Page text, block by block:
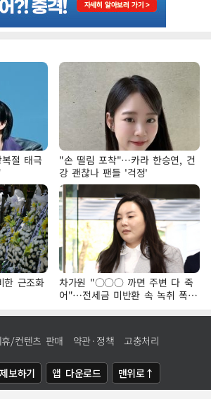
절 태극
"손 떨림 포착"…카라 한승연, 건
강 괜찮나 팬들 '걱정'
한 근조화
차가원 "○○○ 까면 주변 다 죽
어"…전세금 미반환 속 녹취 폭로
파장
휴/컨텐츠 판매 약관·정책 고충처리
제보하기 앱 다운로드 맨위로↑